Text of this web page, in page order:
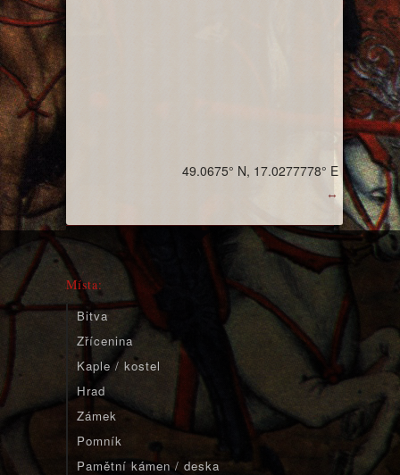
↔
49.0675° N, 17.0277778° E
Místa:
Bitva
Zřícenina
Kaple / kostel
Hrad
Zámek
Pomník
Pamětní kámen / deska